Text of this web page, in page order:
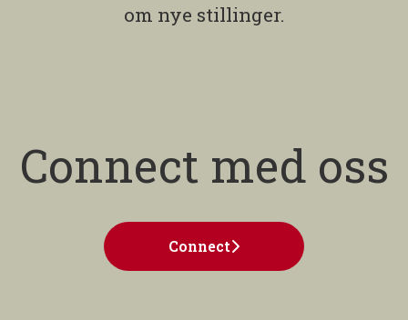
om nye stillinger.
Connect med oss
Connect